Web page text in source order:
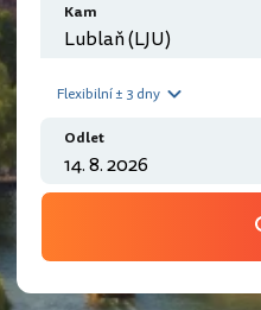
Kam
Flexibilní ± 3 dny
Odlet